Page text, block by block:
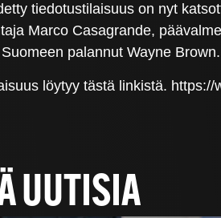
tiedotustilaisuus on nyt
Marco Casagrande,
palannut Wayne Brown.
löytyy tästä linkistä.
UUTISIA